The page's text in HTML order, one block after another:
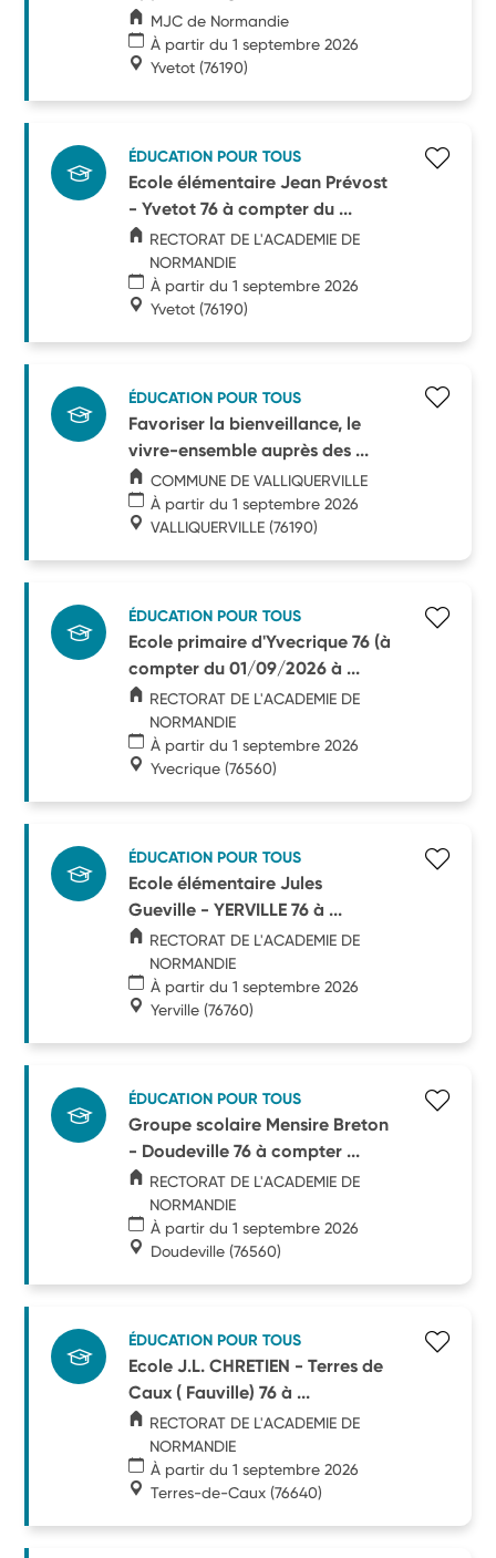
MJC de Normandie
À partir du 1 septembre 2026
Yvetot (76190)
ÉDUCATION POUR TOUS
Ecole élémentaire Jean Prévost
- Yvetot 76 à compter du ...
RECTORAT DE L'ACADEMIE DE
NORMANDIE
À partir du 1 septembre 2026
Yvetot (76190)
ÉDUCATION POUR TOUS
Favoriser la bienveillance, le
vivre-ensemble auprès des ...
COMMUNE DE VALLIQUERVILLE
À partir du 1 septembre 2026
VALLIQUERVILLE (76190)
ÉDUCATION POUR TOUS
Ecole primaire d'Yvecrique 76 (à
compter du 01/09/2026 à ...
RECTORAT DE L'ACADEMIE DE
NORMANDIE
À partir du 1 septembre 2026
Yvecrique (76560)
ÉDUCATION POUR TOUS
Ecole élémentaire Jules
Gueville - YERVILLE 76 à ...
RECTORAT DE L'ACADEMIE DE
NORMANDIE
À partir du 1 septembre 2026
Yerville (76760)
ÉDUCATION POUR TOUS
Groupe scolaire Mensire Breton
- Doudeville 76 à compter ...
RECTORAT DE L'ACADEMIE DE
NORMANDIE
À partir du 1 septembre 2026
Doudeville (76560)
ÉDUCATION POUR TOUS
Ecole J.L. CHRETIEN - Terres de
Caux ( Fauville) 76 à ...
RECTORAT DE L'ACADEMIE DE
NORMANDIE
À partir du 1 septembre 2026
Terres-de-Caux (76640)